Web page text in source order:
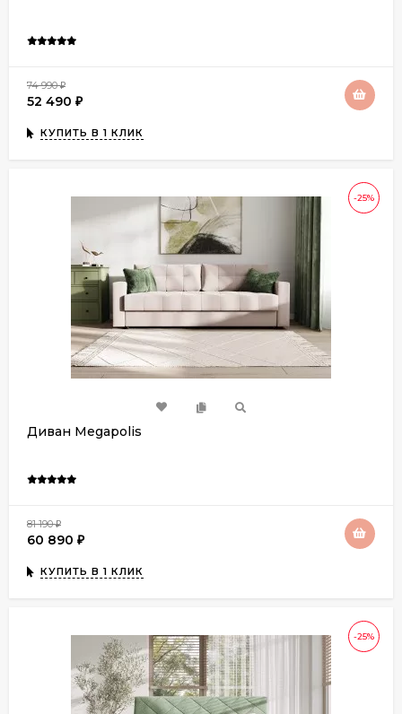
74 990₽
52 490 ₽
КУПИТЬ В 1 КЛИК
-25%
Диван Megapolis
81 190₽
60 890 ₽
КУПИТЬ В 1 КЛИК
-25%